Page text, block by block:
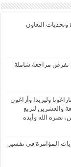
التعاون
تفرض مراجعة شاملة
وليريدا وأراغون
والعشرين لتربع
نصره الله وأيده
المؤامرة في تفسير